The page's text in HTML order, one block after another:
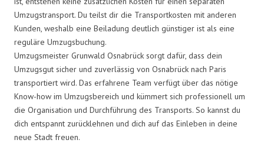
Umzugstransport. Du teilst dir die Transportkosten mit anderen
Kunden, weshalb eine Beiladung deutlich günstiger ist als eine
reguläre Umzugsbuchung.
Umzugsmeister Grunwald Osnabrück sorgt dafür, dass dein
Umzugsgut sicher und zuverlässig von Osnabrück nach Paris
transportiert wird. Das erfahrene Team verfügt über das nötige
Know-how im Umzugsbereich und kümmert sich professionell um
die Organisation und Durchführung des Transports. So kannst du
dich entspannt zurücklehnen und dich auf das Einleben in deine
neue Stadt freuen.